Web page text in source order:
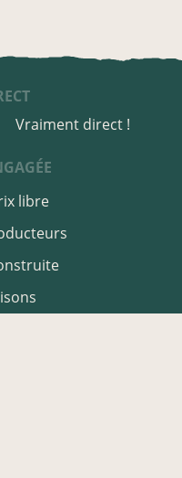
Vraiment direct !
libre